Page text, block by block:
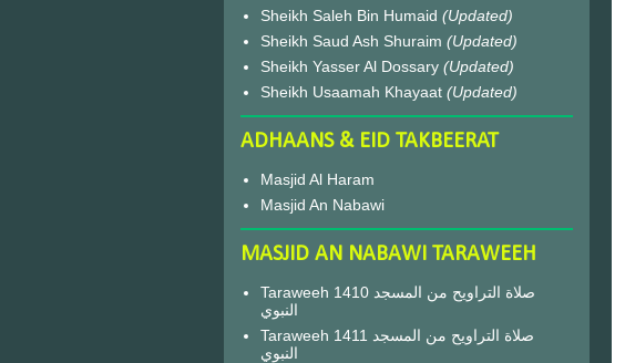
Sheikh Saleh Bin Humaid (Updated)
Sheikh Saud Ash Shuraim (Updated)
Sheikh Yasser Al Dossary (Updated)
Sheikh Usaamah Khayaat (Updated)
ADHAANS & EID TAKBEERAT
Masjid Al Haram
Masjid An Nabawi
MASJID AN NABAWI TARAWEEH
Taraweeh 1410 صلاة التراويح من المسجد
النبوي
Taraweeh 1411 صلاة التراويح من المسجد
النبوي